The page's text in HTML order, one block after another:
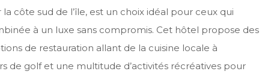
côte sud de l’île, est un choix idéal pour ceux qui
à un luxe sans compromis. Cet hôtel propose des
de restauration allant de la cuisine locale à
de golf et une multitude d’activités récréatives pour